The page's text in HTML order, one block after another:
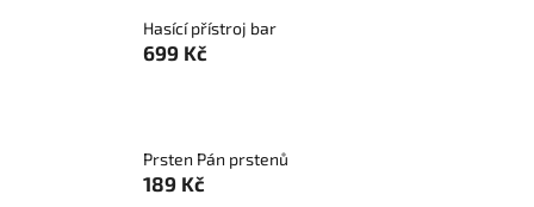
Hasící přístroj bar
699 Kč
Prsten Pán prstenů
189 Kč